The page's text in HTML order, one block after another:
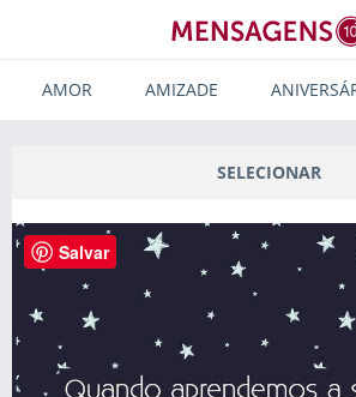
AMOR AMIZADE
SELECIONAR
Salvar